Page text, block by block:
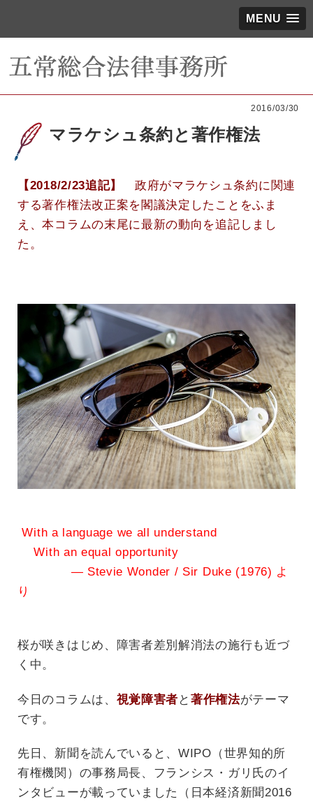
MENU
2016/03/30
マラケシュ条約と著作権法
【2018/2/23追記】
政府がマラケシュ条約に関連
する著作権法改正案を閣議決定したことをふま
え、本コラムの末尾に最新の動向を追記しまし
た。
With a language we all understand
With an equal opportunity
— Stevie Wonder / Sir Duke (1976) よ
り
桜が咲きはじめ、障害者差別解消法の施行も近づ
く中。
今日のコラムは、 視覚障害者 と 著作権法がテーマ
です。
先日、新聞を読んでいると、WIPO（世界知的所
有権機関）の事務局長、フランシス・ガリ氏のイ
ンタビューが載っていました（日本経済新聞2016